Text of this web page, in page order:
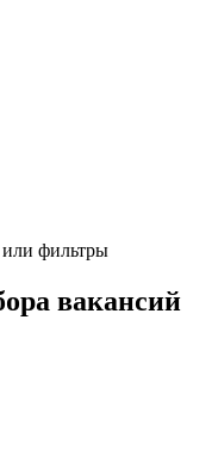
фильтры
вакансий